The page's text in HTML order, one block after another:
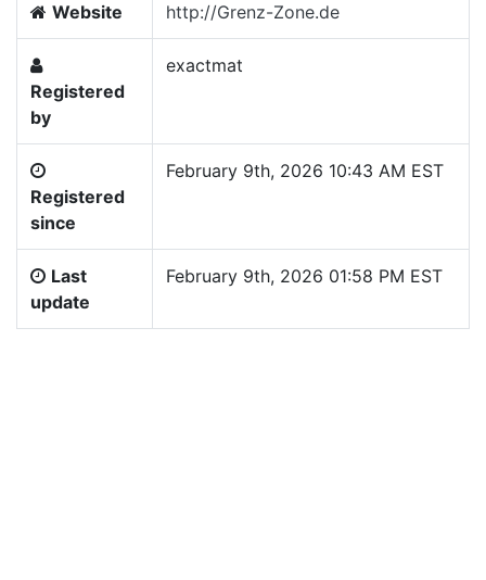
Website http://Grenz-Zone.de
Registered
by
exactmat
Registered
since
February 9th, 2026 10:43 AM EST
Last
update
February 9th, 2026 01:58 PM EST